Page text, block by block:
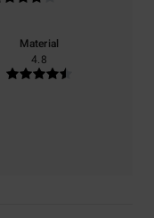
Material
4.8